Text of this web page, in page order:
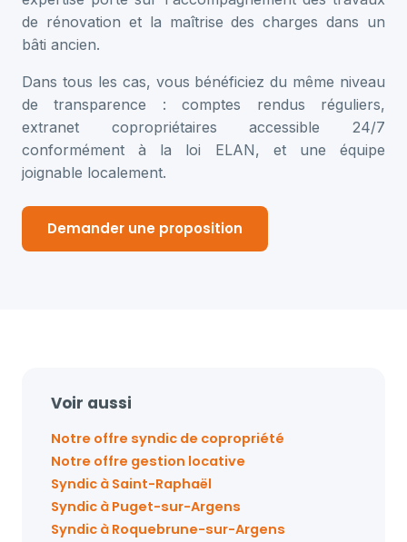
de rénovation et la maîtrise des charges dans un
bâti ancien.
Dans tous les cas, vous bénéficiez du même niveau
de transparence : comptes rendus réguliers,
extranet copropriétaires accessible 24/7
conformément à la loi ELAN, et une équipe
joignable localement.
Demander une proposition
Voir aussi
Notre offre syndic de copropriété
Notre offre gestion locative
Syndic à Saint-Raphaël
Syndic à Puget-sur-Argens
Syndic à Roquebrune-sur-Argens